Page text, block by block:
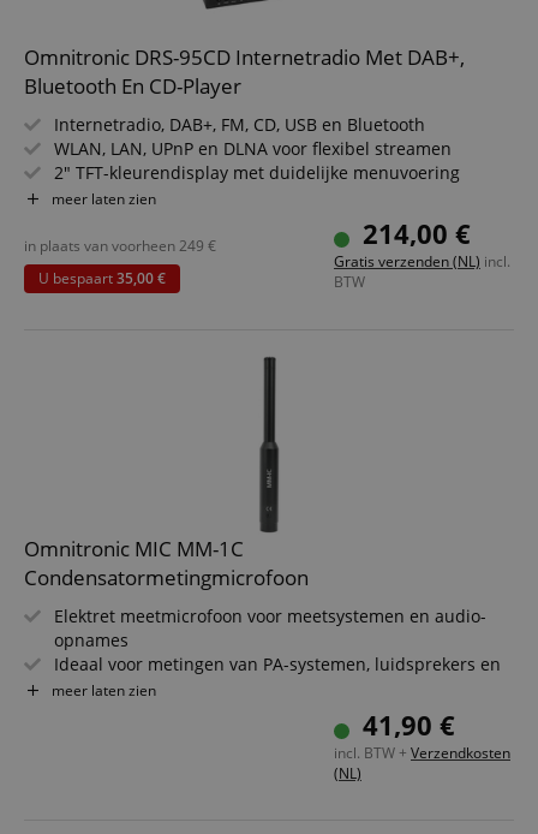
Omnitronic DRS-95CD Internetradio Met DAB+,
Bluetooth En CD-Player
Internetradio, DAB+, FM, CD, USB en Bluetooth
WLAN, LAN, UPnP en DLNA voor flexibel streamen
2" TFT-kleurendisplay met duidelijke menuvoering
Analoge en digitale uitgangen voor externe systemen
Sleep-timer, wekker en praktische favorietenlijsten
Robuuste 9,5" metalen behuizing met montagehoeken
voor rack
meer laten zien
214,00 €
Gratis verzenden (NL) incl.
BTW
in plaats van voorheen249 €
U bespaart35,00 €
Omnitronic MIC MM-1C
Condensatormetingmicrofoon
Elektret meetmicrofoon voor meetsystemen en audio-
opnames
Ideaal voor metingen van PA-systemen, luidsprekers en
kamercorrectie
Lineaire frequentierespons voor hoge precisie
Gebalanceerde omnidirectionele karakteristiek
Robuuste metalen behuizing in slank design
Inclusief microfoonklem, schroefadapter (9 mm/3/8") en
meer laten zien
41,90 €
incl. BTW + Verzendkosten
(NL)